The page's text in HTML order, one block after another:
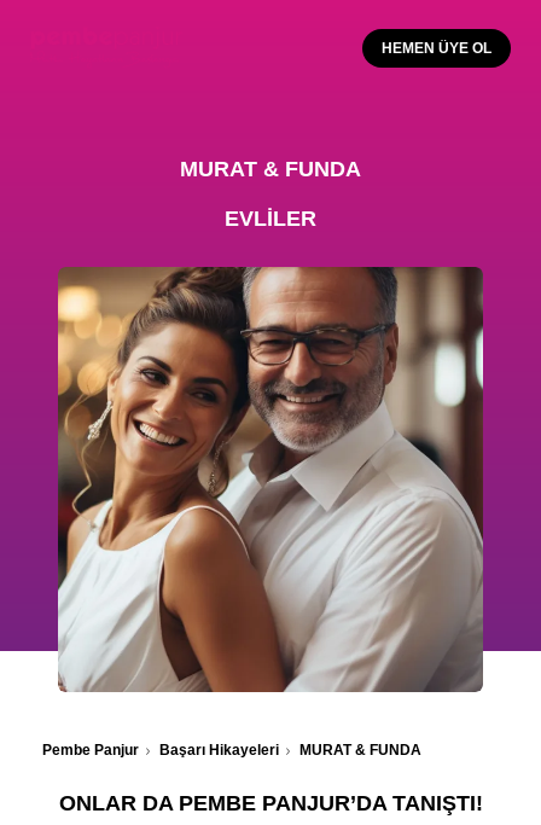
HEMEN ÜYE OL
MURAT & FUNDA
EVLİLER
Pembe Panjur Başarı Hikayeleri MURAT & FUNDA
ONLAR DA PEMBE PANJUR’DA TANIŞTI!